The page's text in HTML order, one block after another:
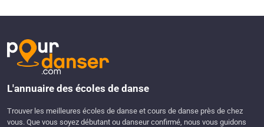
L'annuaire des écoles de danse
Trouver les meilleures écoles de danse et cours de danse près de chez
vous. Que vous soyez débutant ou danseur confirmé, nous vous guidons